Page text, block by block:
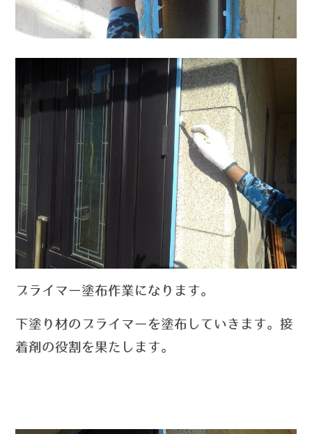
プライマー塗布作業になります。
下塗り材のプライマーを塗布していきます。接
着剤の役割を果たします。